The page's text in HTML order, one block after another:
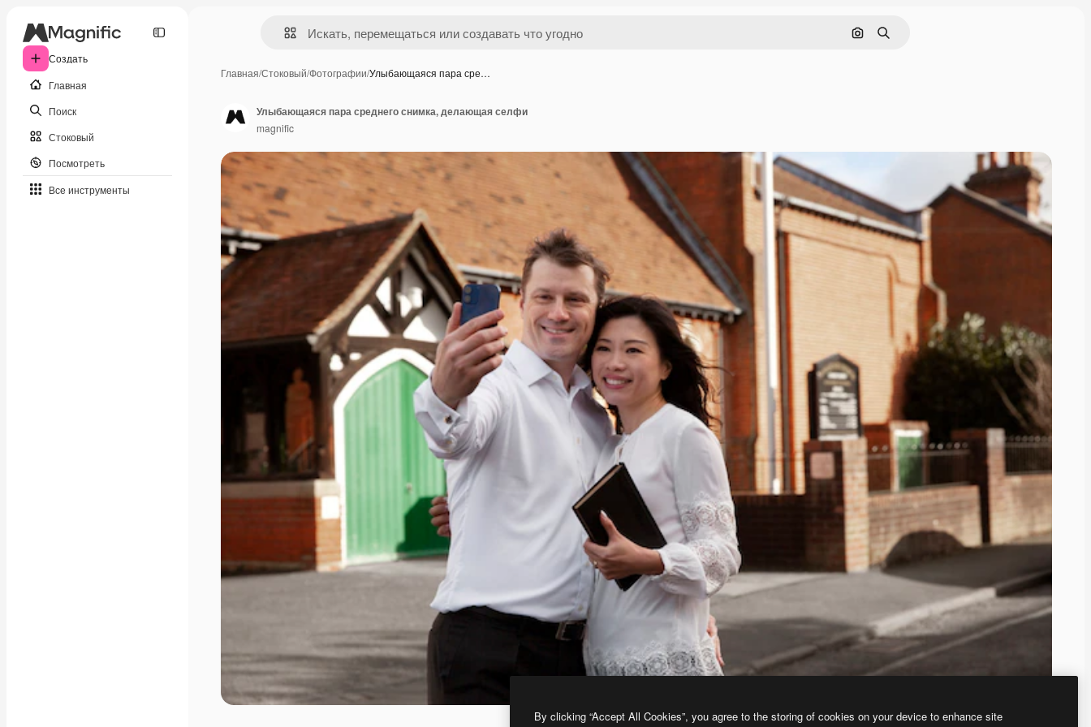
Создать
Главная
Поиск
Стоковый
Посмотреть
Все инструменты
Поиск по изображению
Поиск
Главная/Стоковый/Фотографии/Улыбающаяся пара сре…
Улыбающаяся пара среднего снимка, делающая селфи
magnific
By clicking “Accept All Cookies”, you agree to the storing of cookies on your device to enhance site